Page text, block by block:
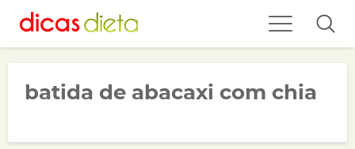
batida de abacaxi com chia